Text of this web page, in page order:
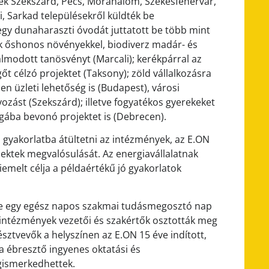
Sarkad településekről küldték be
dunaharaszti óvodát juttatott be több mint
növényekkel, biodiverz madár- és
tanösvényt (Marcali); kerékpárral az
célzó projektet (Taksony); zöld vállalkozásra
üzleti lehetőség is (Budapest), városi
(Szekszárd); illetve fogyatékos gyerekeket
bevonó projektet is (Debrecen).
átültetni az intézmények, az E.ON
megvalósulását. Az energiavállalatnak
célja a példaértékű jó gyakorlatok
egész napos szakmai tudásmegosztó nap
vezetői és szakértők osztották meg
a helyszínen az E.ON 15 éve indított,
ébresztő ingyenes oktatási és